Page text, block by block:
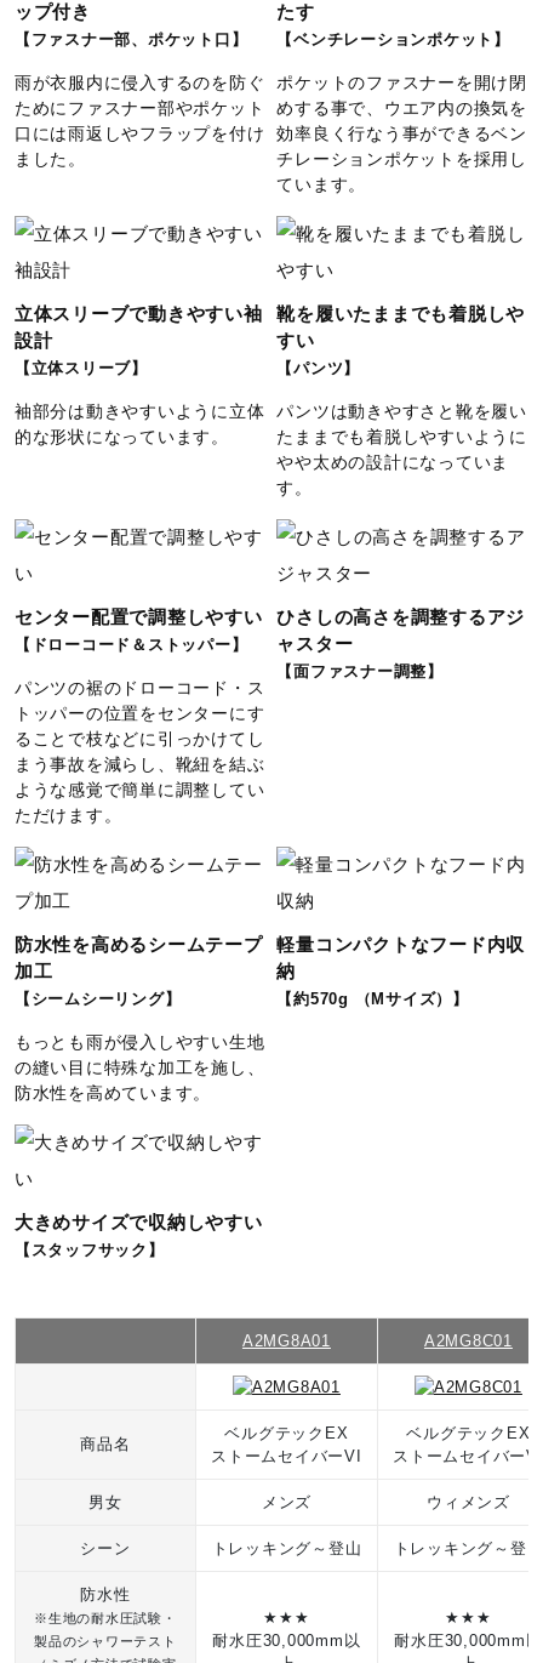
ップ付き
【ファスナー部、ポケット口】
雨が衣服内に侵入するのを防ぐ
ためにファスナー部やポケット
口には雨返しやフラップを付け
ました。
たす
【ベンチレーションポケット】
ポケットのファスナーを開け閉
めする事で、ウエア内の換気を
効率良く行なう事ができるベン
チレーションポケットを採用し
ています。
立体スリーブで動きやすい袖
設計
【立体スリーブ】
袖部分は動きやすいように立体
的な形状になっています。
靴を履いたままでも着脱しや
すい
【パンツ】
パンツは動きやすさと靴を履い
たままでも着脱しやすいように
やや太めの設計になっていま
す。
センター配置で調整しやすい
【ドローコード＆ストッパー】
パンツの裾のドローコード・ス
トッパーの位置をセンターにす
ることで枝などに引っかけてし
まう事故を減らし、靴紐を結ぶ
ような感覚で簡単に調整してい
ただけます。
ひさしの高さを調整するアジ
ャスター
【面ファスナー調整】
防水性を高めるシームテープ
加工
【シームシーリング】
もっとも雨が侵入しやすい生地
の縫い目に特殊な加工を施し、
防水性を高めています。
軽量コンパクトなフード内収
納
【約570g （Mサイズ）】
大きめサイズで収納しやすい
【スタッフサック】
A2MG8A01 A2MG8C01
商品名
ベルグテックEX
ストームセイバーVI
ベルグテックEX
ストームセイバーVI
男女 メンズ ウィメンズ
シーン トレッキング～登山 トレッキング～登山
防水性
※生地の耐水圧試験・
製品のシャワーテスト
★★★
耐水圧30,000mm以
★★★
耐水圧30,000mm以